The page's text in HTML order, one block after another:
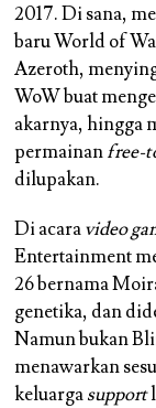
2017. Di sana,
baru World of
Azeroth,
WoW buat
akarnya, hingga
permainanfree-
dilupakan.
Di acaravideo
Entertainment
26 bernama
genetika, dan
Namun bukan
menawarkan
keluargasupport